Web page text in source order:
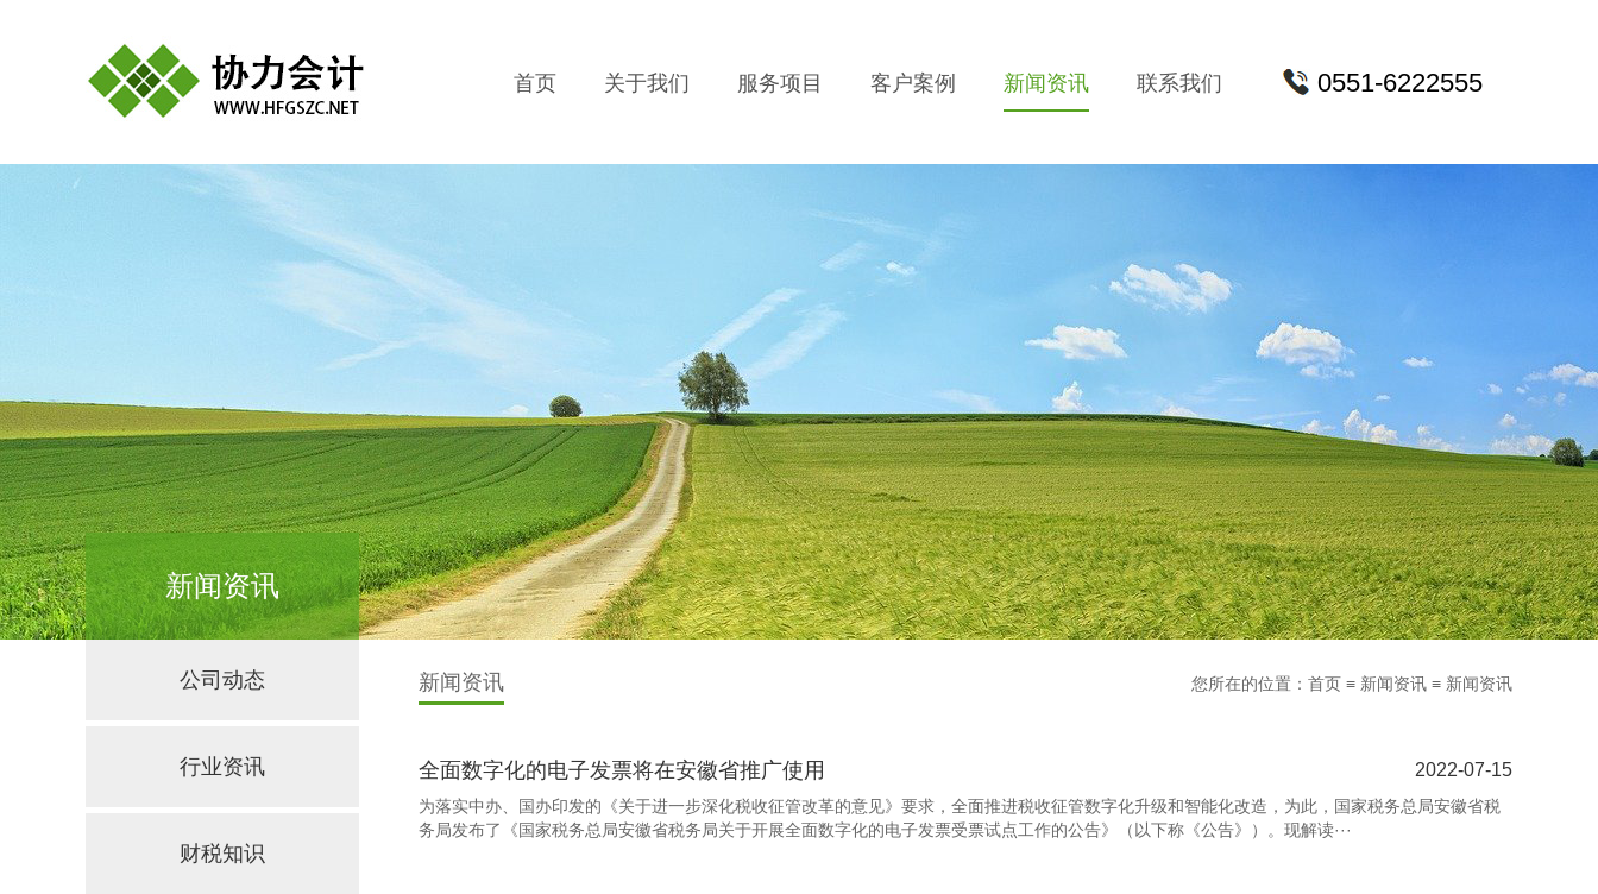
首页 关于我们 服务项目 客户案例 新闻资讯 联系我们 0551-6222555
新闻资讯
公司动态
行业资讯
财税知识
新闻资讯 您所在的位置： 首页 ≡ 新闻资讯 ≡ 新闻资讯
全面数字化的电子发票将在安徽省推广使用 2022-07-15
为落实中办、国办印发的《关于进一步深化税收征管改革的意见》要求，全面推进税收征管数字化升级和智能化改造，为此，国家税务总局安徽省税
务局发布了《国家税务总局安徽省税务局关于开展全面数字化的电子发票受票试点工作的公告》（以下称《公告》）。现解读···